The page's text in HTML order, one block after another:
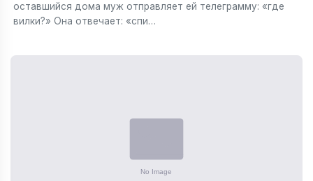
оставшийся дома муж отправляет ей телеграмму: «где
вилки?» Она отвечает: «спи…